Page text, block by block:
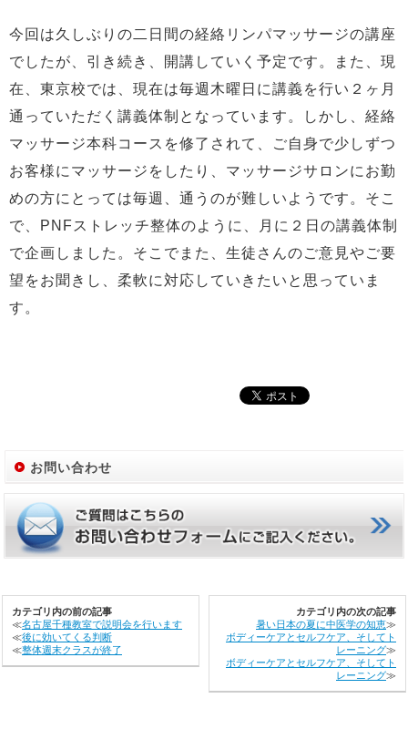
今回は久しぶりの二日間の経絡リンパマッサージの講座
でしたが、引き続き、開講していく予定です。また、現
在、東京校では、現在は毎週木曜日に講義を行い２ヶ月
通っていただく講義体制となっています。しかし、経絡
マッサージ本科コースを修了されて、ご自身で少しずつ
お客様にマッサージをしたり、マッサージサロンにお勤
めの方にとっては毎週、通うのが難しいようです。そこ
で、PNFストレッチ整体のように、月に２日の講義体制
で企画しました。そこでまた、生徒さんのご意見やご要
望をお聞きし、柔軟に対応していきたいと思っていま
す。
お問い合わせ
カテゴリ内の前の記事
≪名古屋千種教室で説明会を行います
≪後に効いてくる判断
≪整体週末クラスが終了
カテゴリ内の次の記事
暑い日本の夏に中医学の知恵≫
ボディーケアとセルフケア、そしてト
レーニング≫
ボディーケアとセルフケア、そしてト
レーニング≫